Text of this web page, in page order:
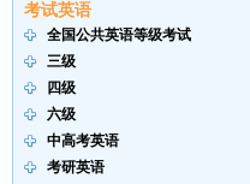
考试英语
全国公共英语等级考试
三级
四级
六级
中高考英语
考研英语